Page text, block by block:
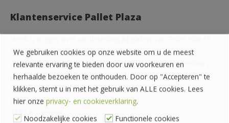
Klantenservice Pallet Plaza
Neem dan contact op met onze klantenservice. Wij zijn op
werkdagen bereikbaar van 8:00 tot 16:30 uur via de telefoon,
per e-mail of via de online chat.
Pallethandel Pallet Plaza B.V.
Draaibrugweg 2
1332 AC Almere
We gebruiken cookies op onze website om u de meest
relevante ervaring te bieden door uw voorkeuren en
herhaalde bezoeken te onthouden. Door op "Accepteren" te
klikken, stemt u in met het gebruik van ALLE cookies. Lees
hier onze privacy- en cookieverklaring.
Noodzakelijke cookies
Functionele cookies